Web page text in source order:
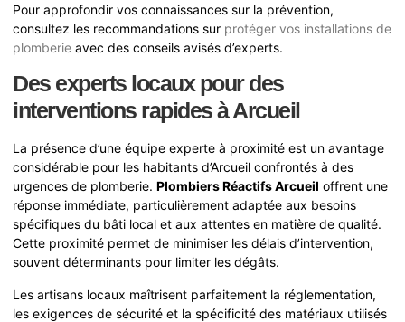
Pour approfondir vos connaissances sur la prévention,
consultez les recommandations sur protéger vos installations de
plomberie avec des conseils avisés d’experts.
Des experts locaux pour des
interventions rapides à Arcueil
La présence d’une équipe experte à proximité est un avantage
considérable pour les habitants d’Arcueil confrontés à des
urgences de plomberie. Plombiers Réactifs Arcueil offrent une
réponse immédiate, particulièrement adaptée aux besoins
spécifiques du bâti local et aux attentes en matière de qualité.
Cette proximité permet de minimiser les délais d’intervention,
souvent déterminants pour limiter les dégâts.
Les artisans locaux maîtrisent parfaitement la réglementation,
les exigences de sécurité et la spécificité des matériaux utilisés